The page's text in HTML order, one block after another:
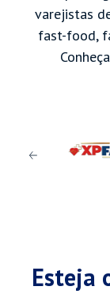
varejistas
fast-food,
Previous
Esteja